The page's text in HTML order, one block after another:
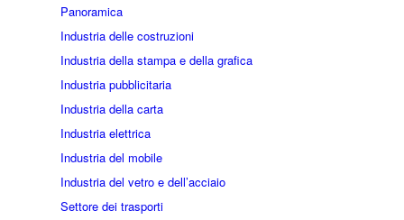
Panoramica
Industria delle costruzioni
Industria della stampa e della grafica
Industria pubblicitaria
Industria della carta
Industria elettrica
Industria del mobile
Industria del vetro e dell’acciaio
Settore dei trasporti